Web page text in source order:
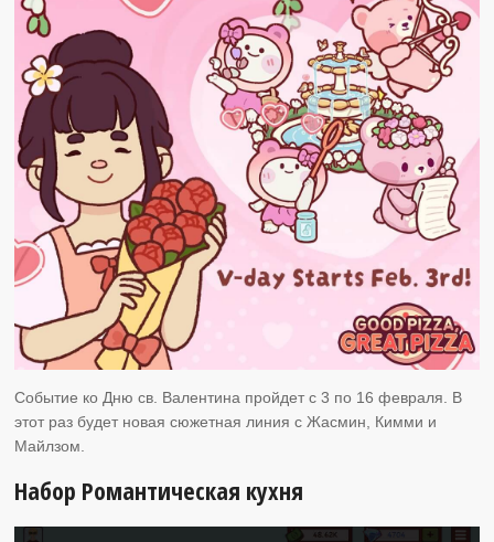
Событие ко Дню св. Валентина пройдет с 3 по 16 февраля. В
этот раз будет новая сюжетная линия с Жасмин, Кимми и
Майлзом.
Набор Романтическая кухня